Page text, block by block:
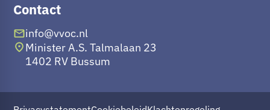
Contact
info@vvoc.nl
Minister A.S. Talmalaan 23
1402 RV Bussum